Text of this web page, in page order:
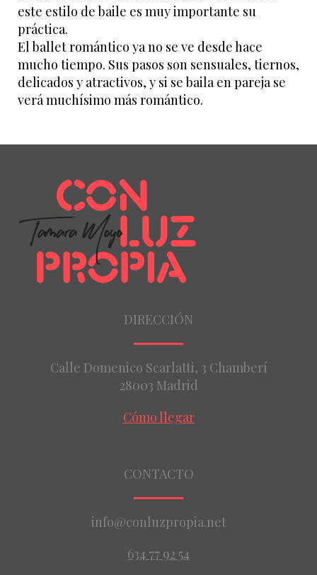
este estilo de baile es muy importante su
práctica.
El ballet romántico ya no se ve desde hace
mucho tiempo. Sus pasos son sensuales, tiernos,
delicados y atractivos, y si se baila en pareja se
verá muchísimo más romántico.
DIRECCIÓN
Calle Domenico Scarlatti, 3 Chamberí
28003 Madrid
Cómo llegar
CONTACTO
info@conluzpropia.net
634 77 92 54